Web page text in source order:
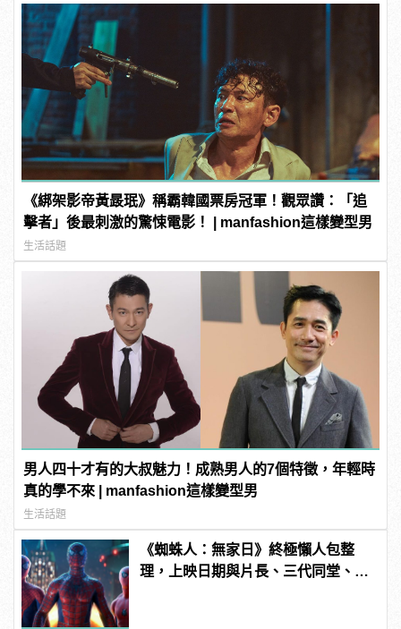
《綁架影帝黃晸珉》稱霸韓國票房冠軍！觀眾讚：「追
擊者」後最刺激的驚悚電影！ | manfashion這樣變型男
生活話題
男人四十才有的大叔魅力！成熟男人的7個特徵，年輕時
真的學不來 | manfashion這樣變型男
生活話題
《蜘蛛人：無家日》終極懶人包整
理，上映日期與片長、三代同堂、湯